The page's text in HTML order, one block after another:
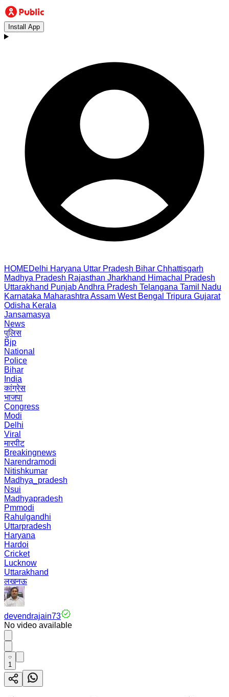
Install App
HOMEDelhi Haryana Uttar Pradesh Bihar Chhattisgarh
Madhya Pradesh Rajasthan Jharkhand Himachal Pradesh
Uttarakhand PunjabAndhra Pradesh Telangana Tamil Nadu
Karnataka Maharashtra Assam West Bengal Tripura Gujarat
Odisha Kerala
Jansamasya
News
पुलिस
Bjp
National
Police
Bihar
India
कांग्रेस
भाजपा
Congress
Modi
Delhi
Viral
मारपीट
Breakingnews
Narendramodi
Nitishkumar
Madhya_pradesh
Nsui
Madhyapradesh
Pmmodi
Rahulgandhi
Uttarpradesh
Haryana
Hardoi
Cricket
Lucknow
Uttarakhand
लखनऊ
devendrajain73
No video available
1